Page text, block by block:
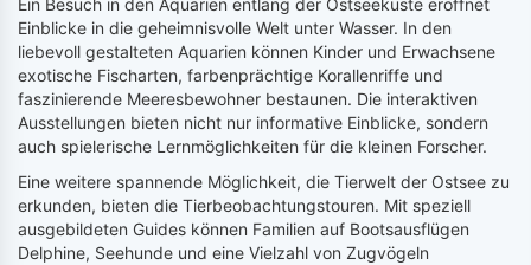
Ein Besuch in den Aquarien entlang der Ostseeküste eröffnet
Einblicke in die geheimnisvolle Welt unter Wasser. In den
liebevoll gestalteten Aquarien können Kinder und Erwachsene
exotische Fischarten, farbenprächtige Korallenriffe und
faszinierende Meeresbewohner bestaunen. Die interaktiven
Ausstellungen bieten nicht nur informative Einblicke, sondern
auch spielerische Lernmöglichkeiten für die kleinen Forscher.
Eine weitere spannende Möglichkeit, die Tierwelt der Ostsee zu
erkunden, bieten die Tierbeobachtungstouren. Mit speziell
ausgebildeten Guides können Familien auf Bootsausflügen
Delphine, Seehunde und eine Vielzahl von Zugvögeln